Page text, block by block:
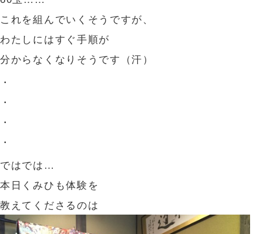
これを組んでいくそうですが、
わたしにはすぐ手順が
分からなくなりそうです（汗）
・
・
・
・
ではでは…
本日くみひも体験を
教えてくださるのは